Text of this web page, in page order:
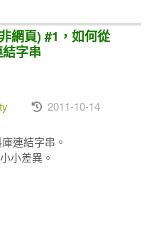
網頁) #1，如何從
字串
2011-10-14
連結字串。
小差異。